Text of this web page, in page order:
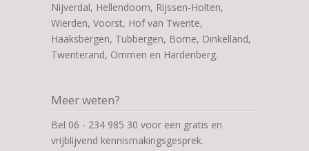
Nijverdal, Hellendoorn, Rijssen-Holten,
Wierden, Voorst, Hof van Twente,
Haaksbergen, Tubbergen, Borne, Dinkelland,
Twenterand, Ommen en Hardenberg.
Meer weten?
Bel 06 - 234 985 30 voor een gratis en
vrijblijvend kennismakingsgesprek.